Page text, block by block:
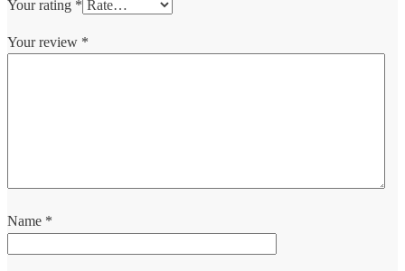
Your rating *
Your review *
Name *